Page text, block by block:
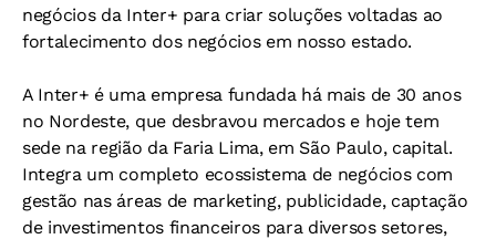
negócios da Inter+ para criar soluções voltadas ao
fortalecimento dos negócios em nosso estado.
A Inter+ é uma empresa fundada há mais de 30 anos
no Nordeste, que desbravou mercados e hoje tem
sede na região da Faria Lima, em São Paulo, capital.
Integra um completo ecossistema de negócios com
gestão nas áreas de marketing, publicidade, captação
de investimentos financeiros para diversos setores,